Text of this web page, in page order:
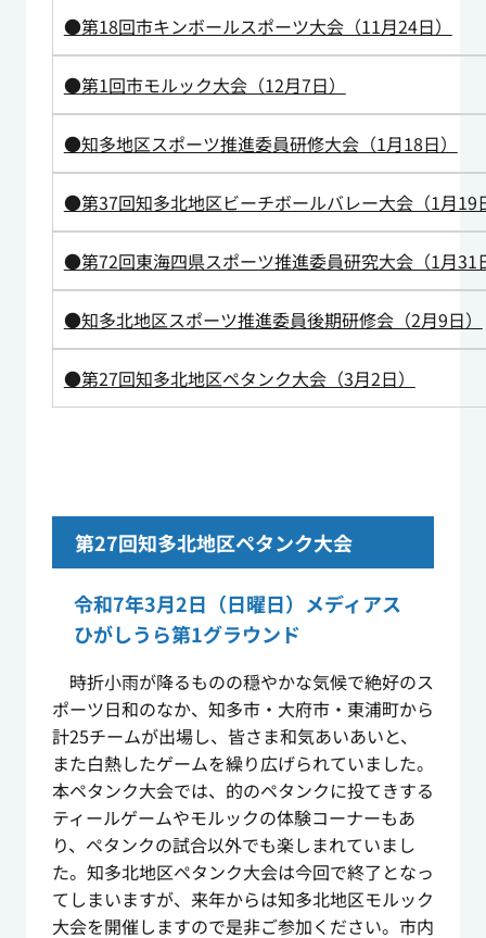
●第18回市キンボールスポーツ大会（11月24日）
●第1回市モルック大会（12月7日）
●知多地区スポーツ推進委員研修大会（1月18日）
●第37回知多北地区ビーチボールバレー大会（1月19
●第72回東海四県スポーツ推進委員研究大会（1月31
●知多北地区スポーツ推進委員後期研修会（2月9日）
●第27回知多北地区ペタンク大会（3月2日）
第27回知多北地区ペタンク大会
令和7年3月2日（日曜日）メディアス
ひがしうら第1グラウンド
時折小雨が降るものの穏やかな気候で絶好のス
ポーツ日和のなか、知多市・大府市・東浦町から
計25チームが出場し、皆さま和気あいあいと、
また白熱したゲームを繰り広げられていました。
本ペタンク大会では、的のペタンクに投てきする
ティールゲームやモルックの体験コーナーもあ
り、ペタンクの試合以外でも楽しまれていまし
た。知多北地区ペタンク大会は今回で終了となっ
てしまいますが、来年からは知多北地区モルック
大会を開催しますので是非ご参加ください。市内